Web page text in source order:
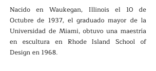
Nacido en Waukegan, Illinois el 10 de
Octubre de 1937, el graduado mayor de la
Universidad de Miami, obtuvo una maestría
en escultura en Rhode Island School of
Design en 1968.